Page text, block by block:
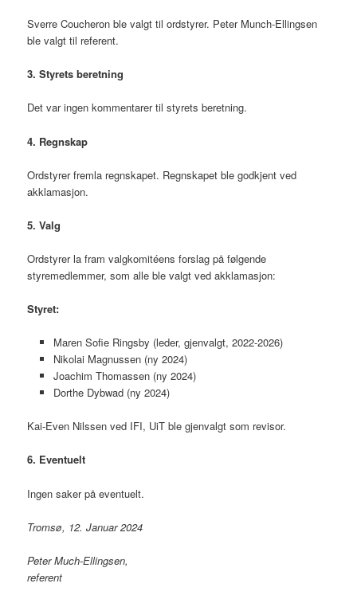
Sverre Coucheron ble valgt til ordstyrer. Peter Munch-Ellingsen
ble valgt til referent.
3. Styrets beretning
Det var ingen kommentarer til styrets beretning.
4. Regnskap
Ordstyrer fremla regnskapet. Regnskapet ble godkjent ved
akklamasjon.
5. Valg
Ordstyrer la fram valgkomitéens forslag på følgende
styremedlemmer, som alle ble valgt ved akklamasjon:
Styret:
Maren Sofie Ringsby (leder, gjenvalgt, 2022-2026)
Nikolai Magnussen (ny 2024)
Joachim Thomassen (ny 2024)
Dorthe Dybwad (ny 2024)
Kai-Even Nilssen ved IFI, UiT ble gjenvalgt som revisor.
6. Eventuelt
Ingen saker på eventuelt.
Tromsø, 12. Januar 2024
Peter Much-Ellingsen,
referent